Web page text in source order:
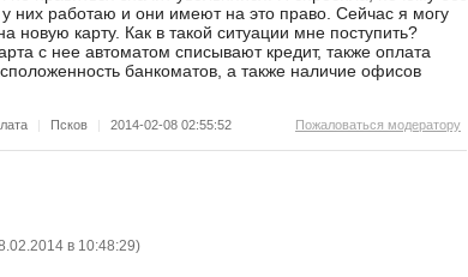
них работаю и они имеют на это право. Сейчас я могу
новую карту. Как в такой ситуации мне поступить?
с нее автоматом списывают кредит, также оплата
банкоматов, а также наличие офисов
| Псков | 2014-02-08 02:55:52 Пожаловаться модератору
в 10:48:29)